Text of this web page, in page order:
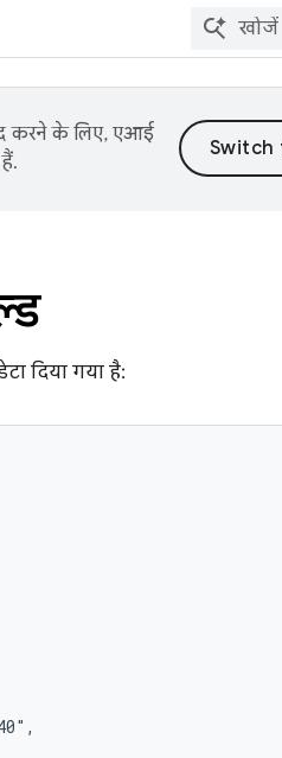
करने के लिए, एआई
दिया गया है: